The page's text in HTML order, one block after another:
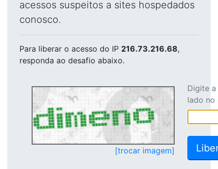
acessos suspeitos a sites hospedados
conosco.
Para liberar o acesso do IP 216.73.216.68,
responda ao desafio abaixo.
[trocar imagem]
Digite
lado no